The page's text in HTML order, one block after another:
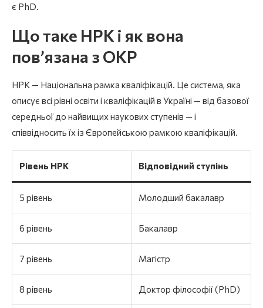
є PhD.
Що таке НРК і як вона
пов’язана з ОКР
НРК — Національна рамка кваліфікацій. Це система, яка
описує всі рівні освіти і кваліфікацій в Україні — від базової
середньої до найвищих наукових ступенів — і
співвідносить їх із Європейською рамкою кваліфікацій.
Рівень НРК Відповідний ступінь
5 рівень Молодший бакалавр
6 рівень Бакалавр
7 рівень Магістр
8 рівень Доктор філософії (PhD)